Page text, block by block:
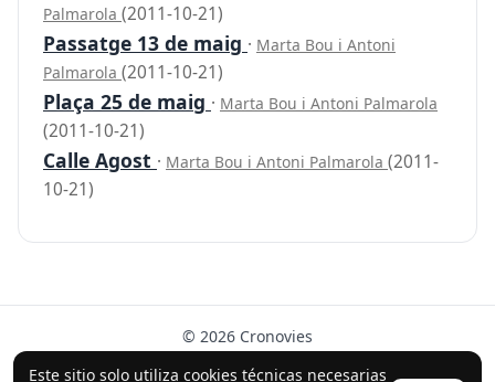
Este sitio solo utiliza cookies técnicas necesarias
Palmarola (2011-10-21)
Passatge 13 de maig · Marta Bou i Antoni
Palmarola (2011-10-21)
Plaça 25 de maig · Marta Bou i Antoni Palmarola
(2011-10-21)
Calle Agost · Marta Bou i Antoni Palmarola (2011-
10-21)
© 2026 Cronovies
Historia en las calles · Desarrollado con la ayuda de IA